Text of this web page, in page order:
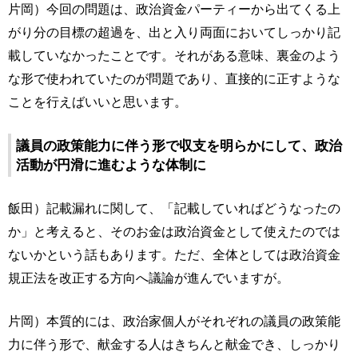
片岡）今回の問題は、政治資金パーティーから出てくる上
がり分の目標の超過を、出と入り両面においてしっかり記
載していなかったことです。それがある意味、裏金のよう
な形で使われていたのが問題であり、直接的に正すような
ことを行えばいいと思います。
議員の政策能力に伴う形で収支を明らかにして、政治
活動が円滑に進むような体制に
飯田）記載漏れに関して、「記載していればどうなったの
か」と考えると、そのお金は政治資金として使えたのでは
ないかという話もあります。ただ、全体としては政治資金
規正法を改正する方向へ議論が進んでいますが。
片岡）本質的には、政治家個人がそれぞれの議員の政策能
力に伴う形で、献金する人はきちんと献金でき、しっかり